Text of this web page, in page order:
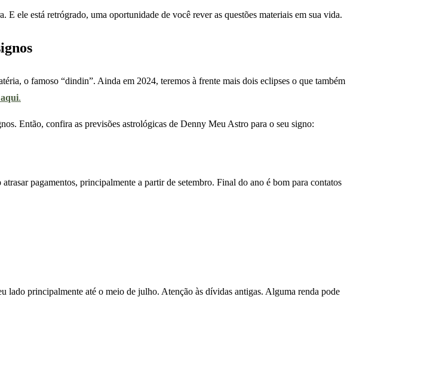
ele está retrógrado, uma oportunidade de você rever as questões materiais em sua vida.
o famoso “dindin”. Ainda em 2024, teremos à frente mais dois eclipses o que também
.
Então, confira as previsões astrológicas de Denny Meu Astro para o seu signo:
pagamentos, principalmente a partir de setembro. Final do ano é bom para contatos
lado principalmente até o meio de julho. Atenção às dívidas antigas. Alguma renda pode